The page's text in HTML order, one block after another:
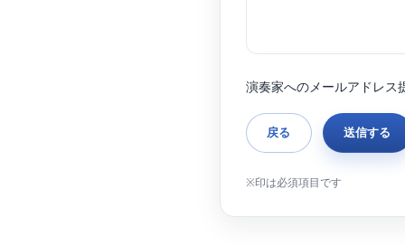
演奏家へのメールアドレス